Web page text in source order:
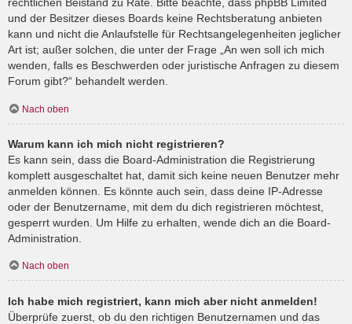
rechtlichen Beistand zu Rate. Bitte beachte, dass phpBB Limited
und der Besitzer dieses Boards keine Rechtsberatung anbieten
kann und nicht die Anlaufstelle für Rechtsangelegenheiten jeglicher
Art ist; außer solchen, die unter der Frage „An wen soll ich mich
wenden, falls es Beschwerden oder juristische Anfragen zu diesem
Forum gibt?“ behandelt werden.
Nach oben
Warum kann ich mich nicht registrieren?
Es kann sein, dass die Board-Administration die Registrierung
komplett ausgeschaltet hat, damit sich keine neuen Benutzer mehr
anmelden können. Es könnte auch sein, dass deine IP-Adresse
oder der Benutzername, mit dem du dich registrieren möchtest,
gesperrt wurden. Um Hilfe zu erhalten, wende dich an die Board-
Administration.
Nach oben
Ich habe mich registriert, kann mich aber nicht anmelden!
Überprüfe zuerst, ob du den richtigen Benutzernamen und das